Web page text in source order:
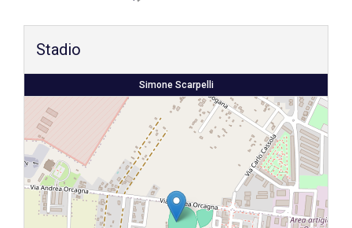
Stadio
Simone Scarpelli